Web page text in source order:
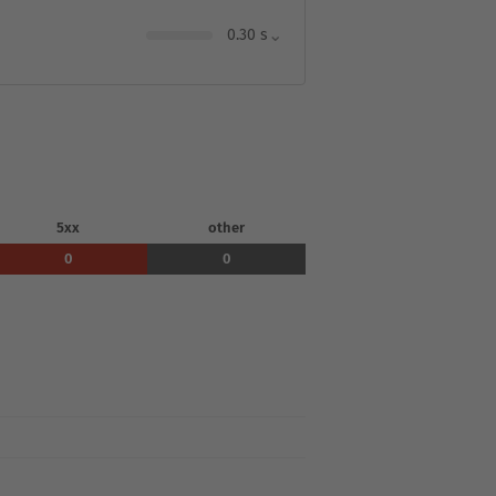
0.30 s ⌄
5xx
other
0 0